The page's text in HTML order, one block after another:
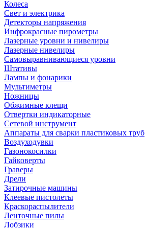
Колеса
Свет и электрика
Детекторы напряжения
Инфрокрасные пирометры
Лазерные уровни и нивелиры
Лазерные нивелиры
Самовыравнивающиеся уровни
Штативы
Лампы и фонарики
Мультиметры
Ножницы
Обжимные клещи
Отвертки индикаторные
Сетевой инструмент
Аппараты для сварки пластиковых труб
Воздуходувки
Газонокосилки
Гайковерты
Граверы
Дрели
Затирочные машины
Клеевые пистолеты
Краскораспылители
Ленточные пилы
Лобзики